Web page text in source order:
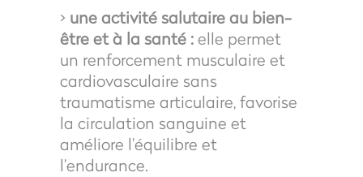
> une activité salutaire au bien-
être et à la santé :elle permet
un renforcement musculaire et
cardiovasculaire sans
traumatisme articulaire, favorise
la circulation sanguine et
améliore l’équilibre et
l’endurance.